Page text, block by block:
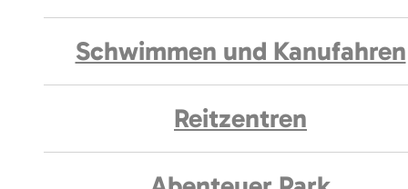
Schwimmen und Kanufahren
Reitzentren